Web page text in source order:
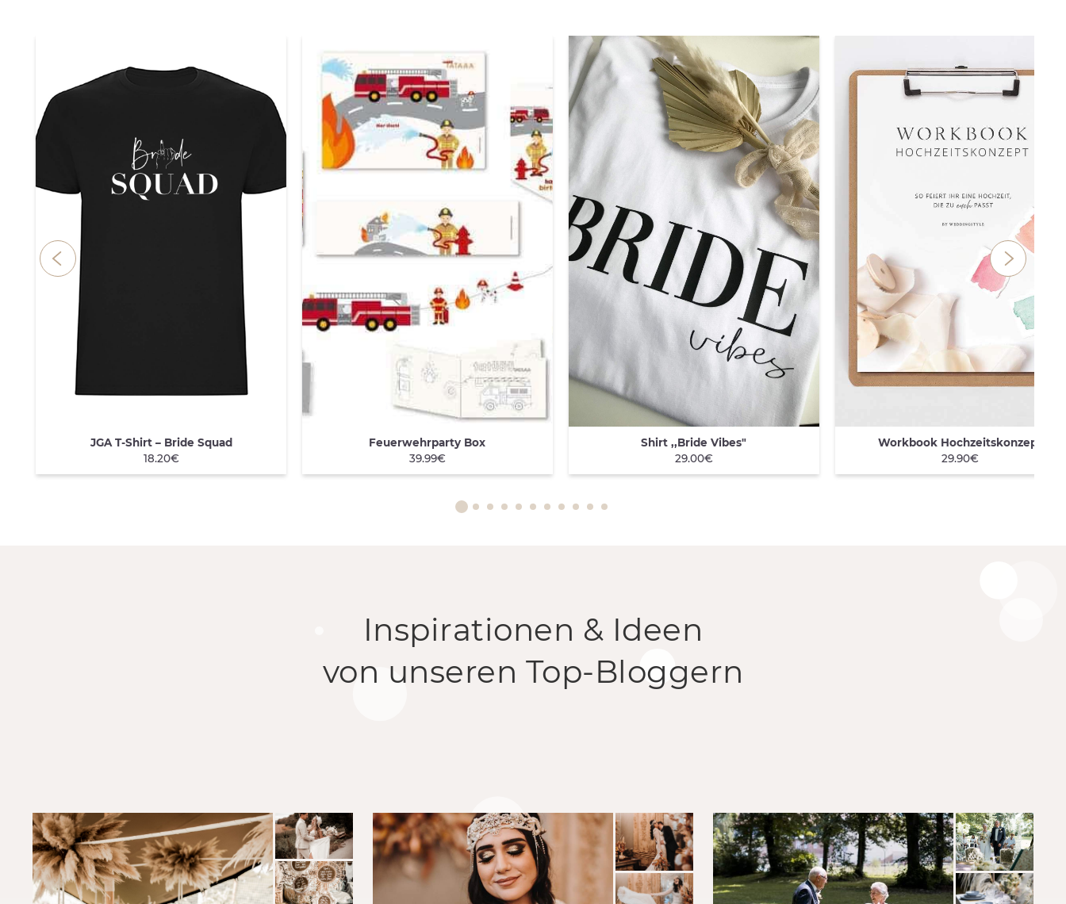
QUICK VIEW
JGA T-Shirt – Bride Squad
18.20€
QUICK VIEW
Feuerwehrparty Box
39.99€
QUICK VIEWShirt ,,Bride Vibes"
29.00€
QUICK VIEW
Workbook Hochzeitskonzept
29.90€
Inspirationen & Ideen
von unseren Top-Bloggern